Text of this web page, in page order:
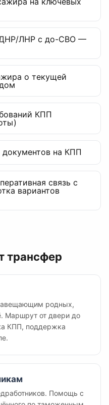
ДНР/ЛНР с до-СВО —
о текущей
КПП
на КПП
связь с
вариантов
трансфер
родных,
Маршрут от двери до
КПП, поддержка
Помощь с